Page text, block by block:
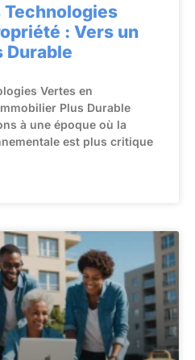
: Vers un
Durable
Vertes en
Plus Durable
à une époque où la
est plus critique